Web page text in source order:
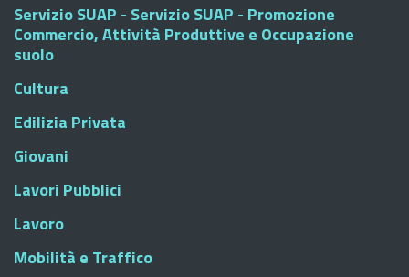
Servizio SUAP - Servizio SUAP - Promozione
Commercio, Attività Produttive e Occupazione
suolo
Cultura
Edilizia Privata
Giovani
Lavori Pubblici
Lavoro
Mobilità e Traffico